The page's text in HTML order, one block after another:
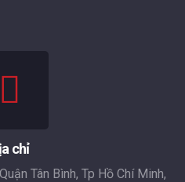
chỉ
Tân Bình, Tp Hồ Chí Minh,